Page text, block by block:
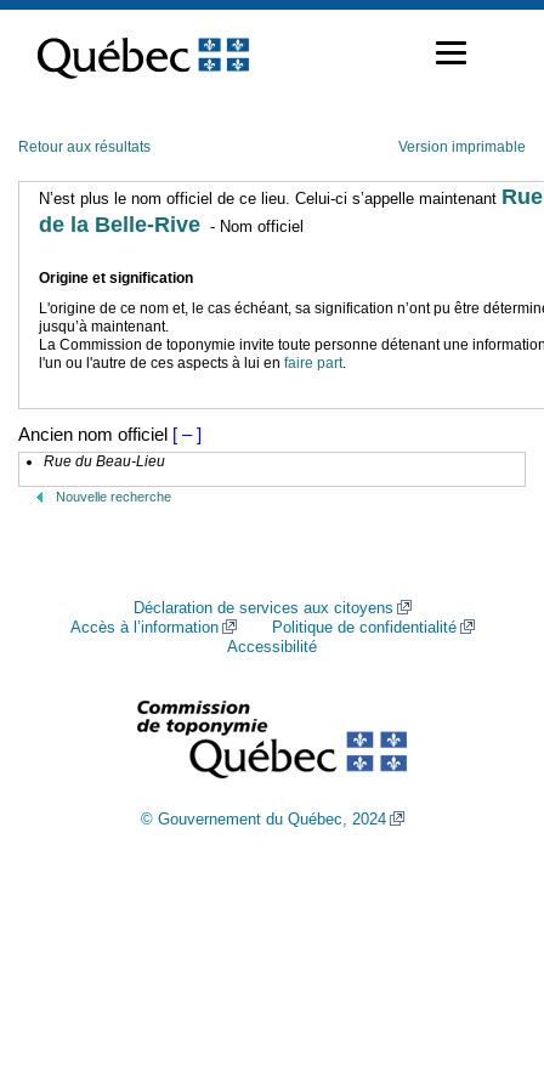
contenu
Retour aux résultats Version imprimable
N’est plus le nom officiel de ce lieu. Celui-ci s’appelle maintenant Rue
de la Belle-Rive - Nom officiel
Origine et signification
L'origine de ce nom et, le cas échéant, sa signification n’ont pu être
jusqu’à maintenant.
La Commission de toponymie invite toute personne détenant une
l'un ou l'autre de ces aspects à lui en faire part.
Ancien nom officiel [ – ]
Rue du Beau-Lieu
Nouvelle recherche
Déclaration de services aux citoyens
Accès à l’information
Politique de confidentialité
Accessibilité
© Gouvernement du Québec, 2024